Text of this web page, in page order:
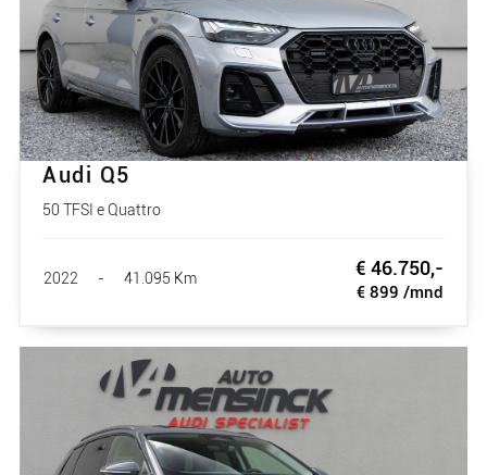
Audi Q5
50 TFSI e Quattro
2022 - 41.095 Km € 46.750,-
€ 899 /mnd